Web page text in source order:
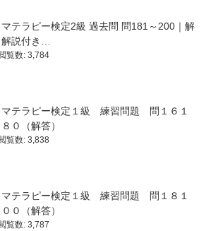
マテラピー検定2級 過去問 問181～200｜解
説付き…
覧数: 3,784
マテラピー検定１級 練習問題 問１６１
０（解答）
覧数: 3,838
マテラピー検定１級 練習問題 問１８１
０（解答）
覧数: 3,787